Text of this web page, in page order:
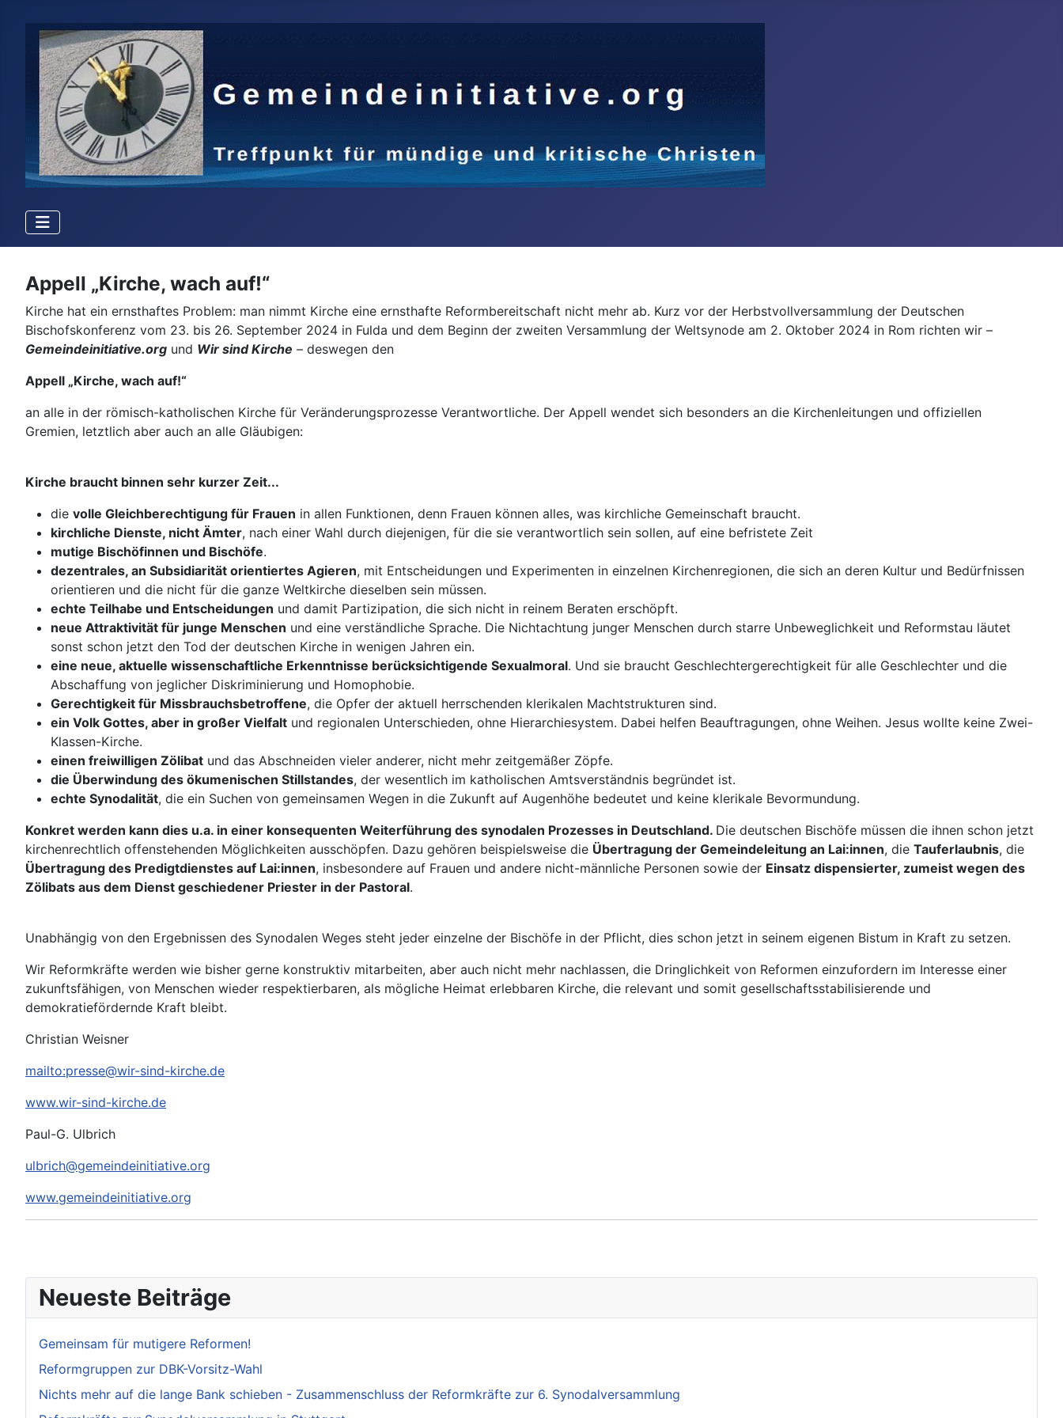
Details
Appell „Kirche, wach auf!“
Kirche hat ein ernsthaftes Problem: man nimmt Kirche eine ernsthafte Reformbereitschaft nicht mehr ab. Kurz vor der Herbstvollversammlung der Deutschen
Bischofskonferenz vom 23. bis 26. September 2024 in Fulda und dem Beginn der zweiten Versammlung der Weltsynode am 2. Oktober 2024 in Rom richten wir –
Gemeindeinitiative.org und Wir sind Kirche – deswegen den
Appell „Kirche, wach auf!“
an alle in der römisch-katholischen Kirche für Veränderungsprozesse Verantwortliche. Der Appell wendet sich besonders an die Kirchenleitungen und offiziellen
Gremien, letztlich aber auch an alle Gläubigen:
Kirche braucht binnen sehr kurzer Zeit...
die volle Gleichberechtigung für Frauen in allen Funktionen, denn Frauen können alles, was kirchliche Gemeinschaft braucht.
kirchliche Dienste, nicht Ämter, nach einer Wahl durch diejenigen, für die sie verantwortlich sein sollen, auf eine befristete Zeit
mutige Bischöfinnen und Bischöfe.
dezentrales, an Subsidiarität orientiertes Agieren, mit Entscheidungen und Experimenten in einzelnen Kirchenregionen, die sich an deren Kultur und Bedürfnissen
orientieren und die nicht für die ganze Weltkirche dieselben sein müssen.
echte Teilhabe und Entscheidungen und damit Partizipation, die sich nicht in reinem Beraten erschöpft.
neue Attraktivität für junge Menschen und eine verständliche Sprache. Die Nichtachtung junger Menschen durch starre Unbeweglichkeit und Reformstau läutet
sonst schon jetzt den Tod der deutschen Kirche in wenigen Jahren ein.
eine neue, aktuelle wissenschaftliche Erkenntnisse berücksichtigende Sexualmoral. Und sie braucht Geschlechtergerechtigkeit für alle Geschlechter und die
Abschaffung von jeglicher Diskriminierung und Homophobie.
Gerechtigkeit für Missbrauchsbetroffene, die Opfer der aktuell herrschenden klerikalen Machtstrukturen sind.
ein Volk Gottes, aber in großer Vielfalt und regionalen Unterschieden, ohne Hierarchiesystem. Dabei helfen Beauftragungen, ohne Weihen. Jesus wollte keine Zwei-
Klassen-Kirche.
einen freiwilligen Zölibat und das Abschneiden vieler anderer, nicht mehr zeitgemäßer Zöpfe.
die Überwindung des ökumenischen Stillstandes, der wesentlich im katholischen Amtsverständnis begründet ist.
echte Synodalität, die ein Suchen von gemeinsamen Wegen in die Zukunft auf Augenhöhe bedeutet und keine klerikale Bevormundung.
Konkret werden kann dies u.a. in einer konsequenten Weiterführung des synodalen Prozesses in Deutschland. Die deutschen Bischöfe müssen die ihnen schon jetzt
kirchenrechtlich offenstehenden Möglichkeiten ausschöpfen. Dazu gehören beispielsweise die Übertragung der Gemeindeleitung an Lai:innen, die Tauferlaubnis, die
Übertragung des Predigtdienstes auf Lai:innen, insbesondere auf Frauen und andere nicht-männliche Personen sowie der Einsatz dispensierter, zumeist wegen des
Zölibats aus dem Dienst geschiedener Priester in der Pastoral.
Unabhängig von den Ergebnissen des Synodalen Weges steht jeder einzelne der Bischöfe in der Pflicht, dies schon jetzt in seinem eigenen Bistum in Kraft zu setzen.
Wir Reformkräfte werden wie bisher gerne konstruktiv mitarbeiten, aber auch nicht mehr nachlassen, die Dringlichkeit von Reformen einzufordern im Interesse einer
zukunftsfähigen, von Menschen wieder respektierbaren, als mögliche Heimat erlebbaren Kirche, die relevant und somit gesellschaftsstabilisierende und
demokratiefördernde Kraft bleibt.
Christian Weisner
mailto:presse@wir-sind-kirche.de
www.wir-sind-kirche.de
Paul-G. Ulbrich
ulbrich@gemeindeinitiative.org
www.gemeindeinitiative.org
Neueste Beiträge
Gemeinsam für mutigere Reformen!
Reformgruppen zur DBK-Vorsitz-Wahl
Nichts mehr auf die lange Bank schieben - Zusammenschluss der Reformkräfte zur 6. Synodalversammlung